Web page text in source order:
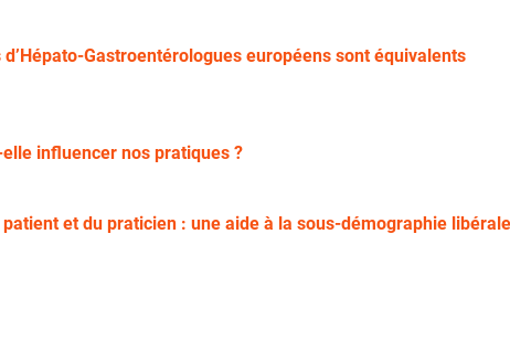
Gastroentérologues européens sont équivalents
influencer nos pratiques ?
patient et du praticien : une aide à la sous-démographie